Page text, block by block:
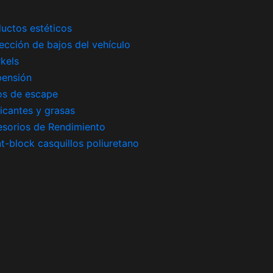
estéticos
de bajos del vehículo
de escape
y grasas
de Rendimiento
block casquillos poliuretano